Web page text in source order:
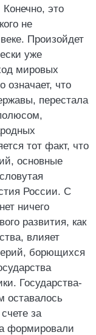
это
не
Произойдет
уже
мировых
означает, что
перестала
тот факт, что
основные
России. С
ничего
развития, как
влияет
борющихся
Государства-
оставалось
за
формировали